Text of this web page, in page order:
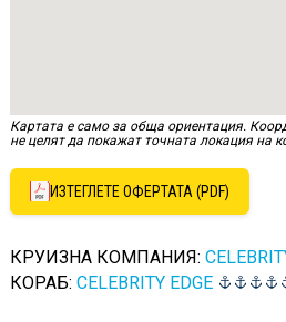
Картата е само за обща ориентация.
не целят да покажат точната локация на
ИЗТЕГЛЕТЕ ОФЕРТАТА (PDF)
КРУИЗНА КОМПАНИЯ:
КОРАБ: CELEBRITY EDGE